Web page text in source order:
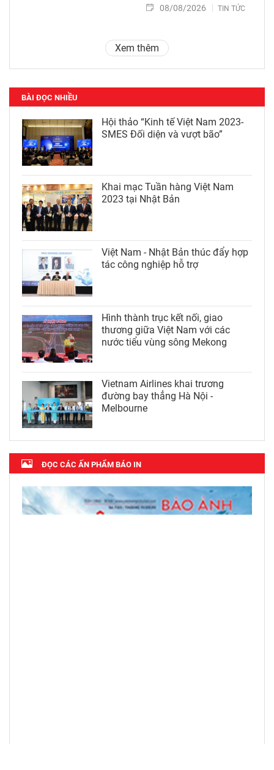
08/08/2026 TIN TỨC
Xem thêm
BÀI ĐỌC NHIỀU
Hội thảo “Kinh tế Việt Nam 2023-
SMES Đối diện và vượt bão”
Khai mạc Tuần hàng Việt Nam
2023 tại Nhật Bản
Việt Nam - Nhật Bản thúc đẩy hợp
tác công nghiệp hỗ trợ
Hình thành trục kết nối, giao
thương giữa Việt Nam với các
nước tiểu vùng sông Mekong
Vietnam Airlines khai trương
đường bay thẳng Hà Nội -
Melbourne
ĐỌC CÁC ẤN PHẨM BÁO IN